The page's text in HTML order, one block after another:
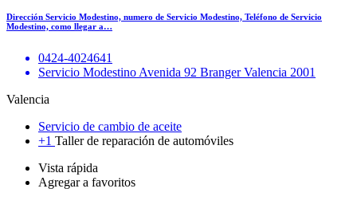
Dirección Servicio Modestino, numero de Servicio Modestino, Teléfono de Servicio
Modestino, como llegar a…
0424-4024641
Servicio Modestino Avenida 92 Branger Valencia 2001
Valencia
Servicio de cambio de aceite
+1 Taller de reparación de automóviles
Vista rápida
Agregar a favoritos